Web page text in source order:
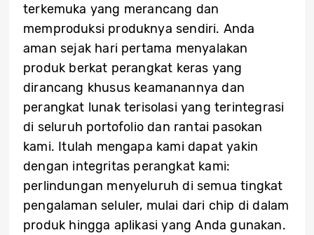
terkemuka yang merancang dan
memproduksi produknya sendiri. Anda
aman sejak hari pertama menyalakan
produk berkat perangkat keras yang
dirancang khusus keamanannya dan
perangkat lunak terisolasi yang terintegrasi
di seluruh portofolio dan rantai pasokan
kami. Itulah mengapa kami dapat yakin
dengan integritas perangkat kami:
perlindungan menyeluruh di semua tingkat
pengalaman seluler, mulai dari chip di dalam
produk hingga aplikasi yang Anda gunakan.